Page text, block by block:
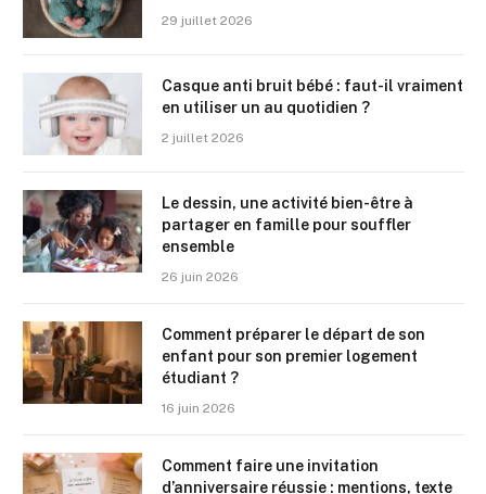
29 juillet 2026
Casque anti bruit bébé : faut-il vraiment
en utiliser un au quotidien ?
2 juillet 2026
Le dessin, une activité bien-être à
partager en famille pour souffler
ensemble
26 juin 2026
Comment préparer le départ de son
enfant pour son premier logement
étudiant ?
16 juin 2026
Comment faire une invitation
d’anniversaire réussie : mentions, texte